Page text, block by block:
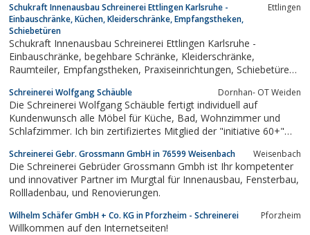
passende Lösung für Sie.Verschaffen Sie sich einen Eindruck von
unseren Leistungen und...
Schukraft Innenausbau Schreinerei Ettlingen Karlsruhe -
Einbauschränke, Küchen, Kleiderschränke, Empfangstheken,
Schiebetüren
Ettlingen
Schukraft Innenausbau Schreinerei Ettlingen Karlsruhe -
Einbauschränke, begehbare Schränke, Kleiderschränke,
Raumteiler, Empfangstheken, Praxiseinrichtungen, Schiebetüren
Schreinerei Wolfgang Schäuble Dornhan- OT Weiden
Die Schreinerei Wolfgang Schäuble fertigt individuell auf
Kundenwunsch alle Möbel für Küche, Bad, Wohnzimmer und
Schlafzimmer. Ich bin zertifiziertes Mitglied der "initiative 60+"
seniorenfreundliches Umbauen. Ich fertige Massivholzmöbel aus
Zirbenholz...
Schreinerei Gebr. Grossmann GmbH in 76599 Weisenbach Weisenbach
Die Schreinerei Gebrüder Grossmann Gmbh ist Ihr kompetenter
und innovativer Partner im Murgtal für Innenausbau, Fensterbau,
Rollladenbau, und Renovierungen.
Wilhelm Schäfer GmbH + Co. KG in Pforzheim - Schreinerei Pforzheim
Willkommen auf den Internetseiten!